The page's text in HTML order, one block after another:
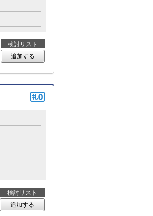
検討リスト
追加する
検討リスト
追加する